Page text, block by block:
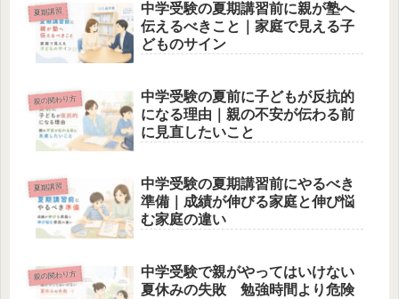
夏期講習
中学受験の夏期講習前に親が塾へ
伝えるべきこと｜家庭で見える子
どものサイン
親の関わり方
中学受験の夏前に子どもが反抗的
になる理由｜親の不安が伝わる前
に見直したいこと
夏期講習
中学受験の夏期講習前にやるべき
準備｜成績が伸びる家庭と伸び悩
む家庭の違い
親の関わり方
中学受験で親がやってはいけない
夏休みの失敗 勉強時間より危険